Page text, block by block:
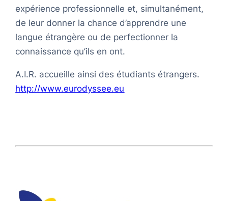
expérience professionnelle et, simultanément,
de leur donner la chance d’apprendre une
langue étrangère ou de perfectionner la
connaissance qu’ils en ont.
A.I.R. accueille ainsi des étudiants étrangers.
http://www.eurodyssee.eu